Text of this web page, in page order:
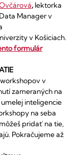
, lektorka
Manager v
v Košiciach.
formulár
v
zameraných na
inteligencie
na seba
pridať na tie,
Pokračujeme až